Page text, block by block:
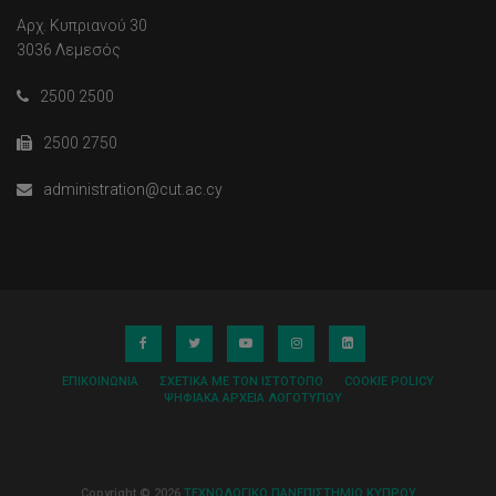
Αρχ. Κυπριανού 30
3036 Λεμεσός
2500 2500
2500 2750
administration@cut.ac.cy
ΕΠΙΚΟΙΝΩΝΊΑ ΣΧΕΤΙΚΆ ΜΕ ΤΟΝ ΙΣΤΌΤΟΠΟ
COOKIE POLICY
ΨΗΦΙΑΚΆ ΑΡΧΕΊΑ ΛΟΓΌΤΥΠΟΥ